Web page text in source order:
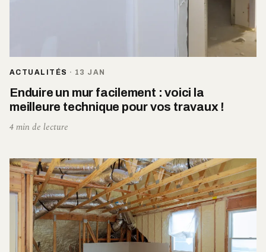
ACTUALITÉS · 13 JAN
Enduire un mur facilement : voici la
meilleure technique pour vos travaux !
4 min de lecture